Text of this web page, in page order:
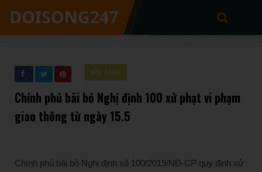
ĐỜI SỐNG
Chính phủ bãi bỏ Nghị định 100 xử phạt vi phạm
giao thông từ ngày 15.5
Chính phủ bãi bỏ Nghị định số 100/2019/NĐ-CP quy định xử